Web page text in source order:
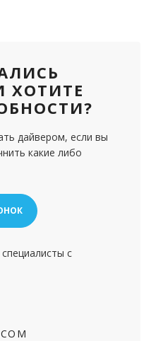
ХОТИТЕ
дайвером, если вы
какие либо
с